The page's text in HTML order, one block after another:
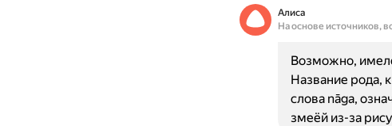
Алиса
На основе источников,
Возможно,
Название рода,
слова nāga,
змеёй из-за